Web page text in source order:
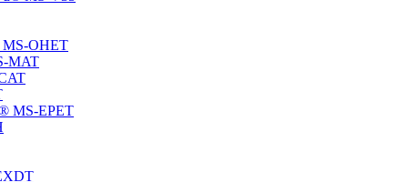
MS-OHET
MAT
MS-EPET